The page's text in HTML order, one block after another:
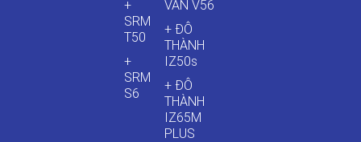
+
SRM
T50
+
SRM
S6
VAN V56
+ ĐÔ
THÀNH
IZ50s
+ ĐÔ
THÀNH
IZ65M
PLUS